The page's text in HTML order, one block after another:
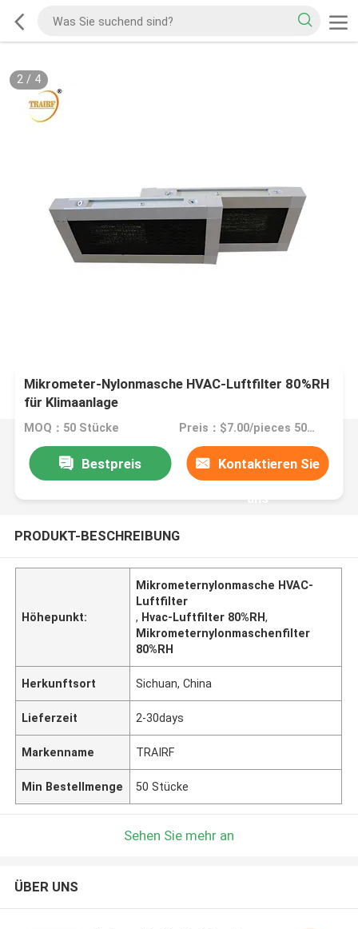
3/ 4
Mikrometer-Nylonmasche HVAC-Luftfilter 80%RH
für Klimaanlage
MOQ：50 Stücke Preis：$7.00/pieces 50-99 pieces
Bestpreis Kontaktieren Sie
uns
PRODUKT-BESCHREIBUNG
Höhepunkt:
Mikrometernylonmasche HVAC-
Luftfilter
, Hvac-Luftfilter 80%RH,
Mikrometernylonmaschenfilter
80%RH
Herkunftsort Sichuan, China
Lieferzeit 2-30days
Markenname TRAIRF
Min Bestellmenge 50 Stücke
Sehen Sie mehr an
ÜBER UNS